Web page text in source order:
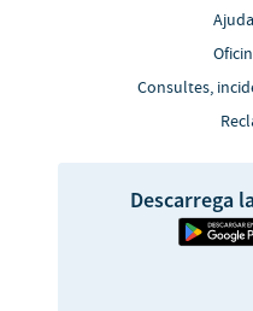
Consultes,
Descarrega